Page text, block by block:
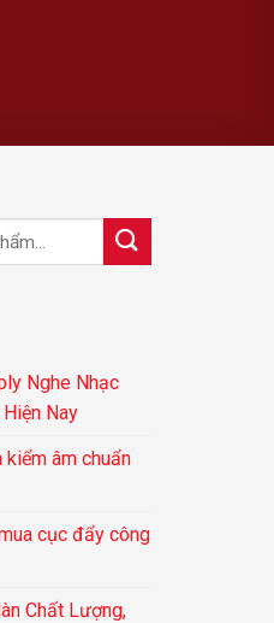
Nghe Nhạc
Nay
kiểm âm chuẩn
cục đẩy công
Chất Lượng,